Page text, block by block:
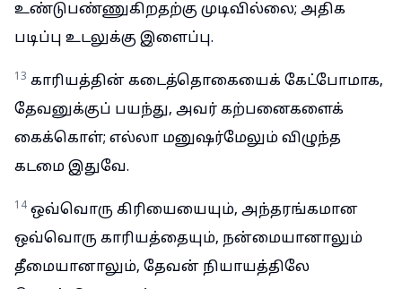
உண்டுபண்ணுகிறதற்கு முடிவில்லை; அதிக
படிப்பு உடலுக்கு இளைப்பு.
13 காரியத்தின் கடைத்தொகையைக் கேட்போமாக,
தேவனுக்குப் பயந்து, அவர் கற்பனைகளைக்
கைக்கொள்; எல்லா மனுஷர்மேலும் விழுந்த
கடமை இதுவே.
14 ஒவ்வொரு கிரியையையும், அந்தரங்கமான
ஒவ்வொரு காரியத்தையும், நன்மையானாலும்
தீமையானாலும், தேவன் நியாயத்திலே